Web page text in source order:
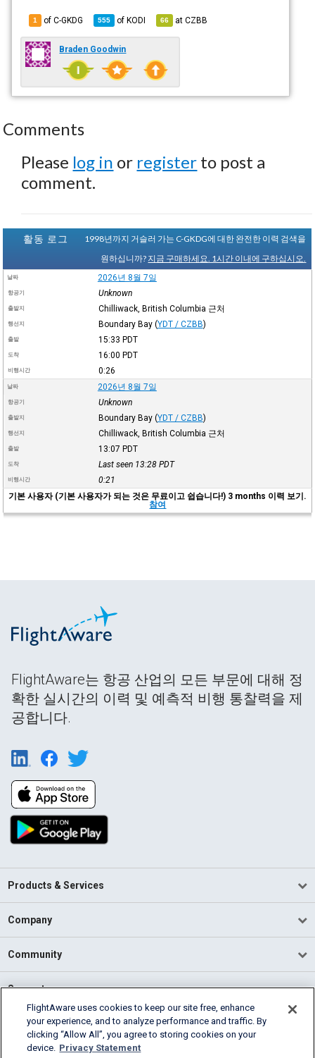
1 of C-GKDG 555 ofKODI 66 atCZBB
Braden Goodwin
Comments
Please log in or register to post a
comment.
활동 로그
1998년까지 거슬러 가는 C-GKDG에 대한 완전한 이력 검색을
원하십니까? 지금 구매하세요. 1시간 이내에 구하십시오.
날짜 2026년 8월 7일
항공기 Unknown
출발지 Chilliwack, British Columbia 근처
행선지 Boundary Bay (YDT / CZBB)
출발 15:33 PDT
도착 16:00 PDT
비행시간 0:26
날짜 2026년 8월 7일
항공기 Unknown
출발지 Boundary Bay (YDT / CZBB)
행선지 Chilliwack, British Columbia 근처
출발 13:07 PDT
도착 Last seen 13:28 PDT
비행시간
0:21
기본 사용자 (기본 사용자가 되는 것은 무료이고 쉽습니다!) 3 months 이력 보기.
참여
FlightAware는 항공 산업의 모든 부문에 대해 정
확한 실시간의 이력 및 예측적 비행 통찰력을 제
공합니다.
Products & Services
Company
Community
Support
English (USA)
2026 FlightAware
FlightAware uses cookies to keep our site free, enhance
your experience, and to analyze performance and traffic. By
clicking “Allow All”, you agree to storing cookies on your
device. Privacy Statement